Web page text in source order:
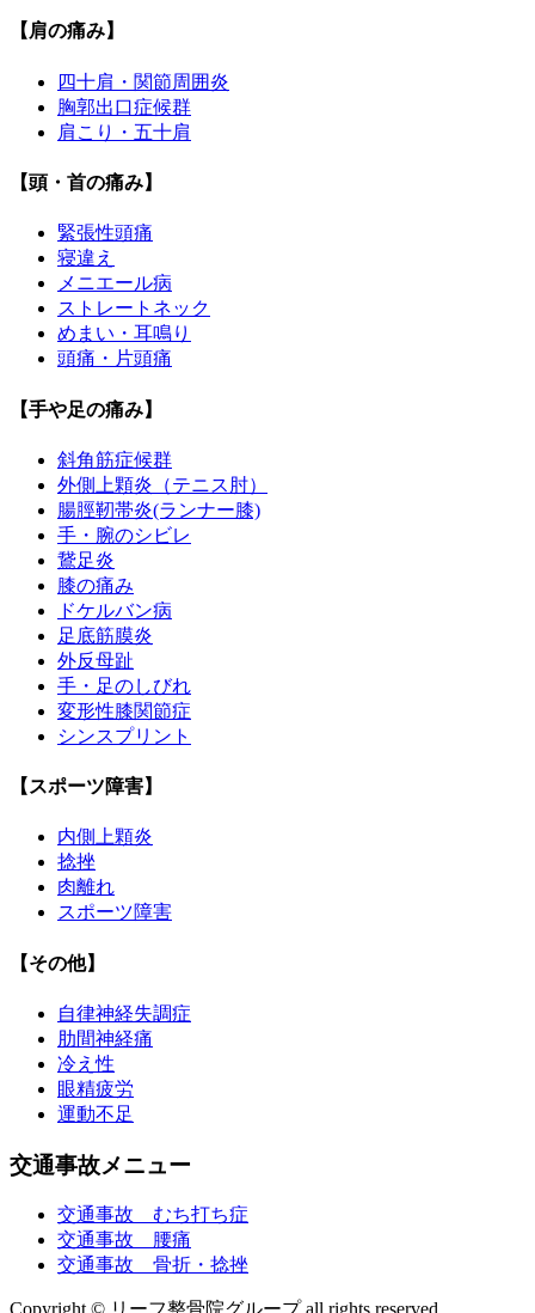
【肩の痛み】
四十肩・関節周囲炎
胸郭出口症候群
肩こり・五十肩
【頭・首の痛み】
緊張性頭痛
寝違え
メニエール病
ストレートネック
めまい・耳鳴り
頭痛・片頭痛
【手や足の痛み】
斜角筋症候群
外側上顆炎（テニス肘）
腸脛靭帯炎(ランナー膝)
手・腕のシビレ
鵞足炎
膝の痛み
ドケルバン病
足底筋膜炎
外反母趾
手・足のしびれ
変形性膝関節症
シンスプリント
【スポーツ障害】
内側上顆炎
捻挫
肉離れ
スポーツ障害
【その他】
自律神経失調症
肋間神経痛
冷え性
眼精疲労
運動不足
交通事故メニュー
交通事故 むち打ち症
交通事故 腰痛
交通事故 骨折・捻挫